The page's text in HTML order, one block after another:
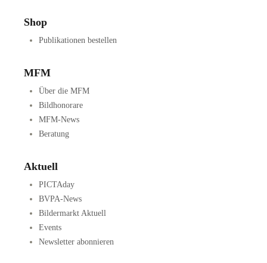
Shop
Publikationen bestellen
MFM
Über die MFM
Bildhonorare
MFM-News
Beratung
Aktuell
PICTAday
BVPA-News
Bildermarkt Aktuell
Events
Newsletter abonnieren